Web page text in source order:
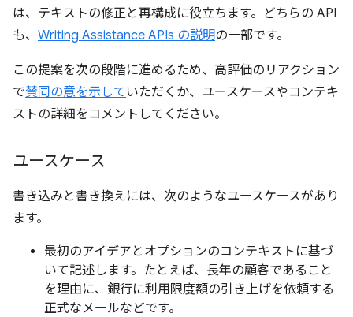
は、テキストの修正と再構成に役立ちます。どちらの API
も、 Writing Assistance APIs の説明の一部です。
この提案を次の段階に進めるため、高評価のリアクション
で賛同の意を示して いただくか、ユースケースやコンテキ
ストの詳細をコメントしてください。
ユースケース
書き込みと書き換えには、次のようなユースケースがあり
ます。
最初のアイデアとオプションのコンテキストに基づ
いて記述します。たとえば、長年の顧客であること
を理由に、銀行に利用限度額の引き上げを依頼する
正式なメールなどです。